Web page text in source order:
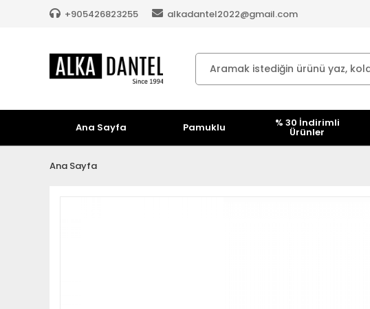
+905426823255 alkadantel2022@gmail.com
Ana Sayfa Pamuklu % 30 İndirimli
Ürünler
Ana Sayfa